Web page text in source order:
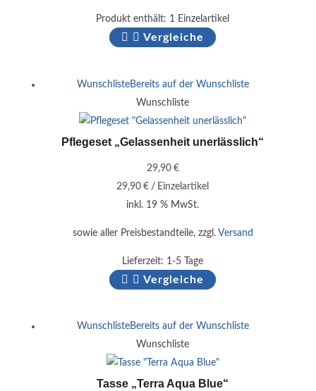
Produkt enthält: 1 Einzelartikel
Vergleiche
WunschlisteBereits auf der Wunschliste
Wunschliste
Pflegeset „Gelassenheit unerlässlich“
29,90 €
29,90€ / Einzelartikel
inkl. 19 % MwSt.
sowie aller Preisbestandteile, zzgl. Versand
Lieferzeit: 1-5 Tage
Vergleiche
WunschlisteBereits auf der Wunschliste
Wunschliste
Tasse „Terra Aqua Blue“